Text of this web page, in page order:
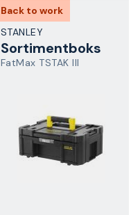
Back to work
STANLEY
Sortimentboks
FatMax TSTAK III